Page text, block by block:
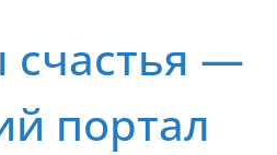
счастья —
портал